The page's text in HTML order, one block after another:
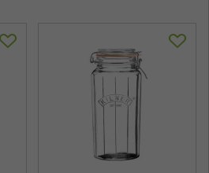
łączy tradycję z
użytkowania.